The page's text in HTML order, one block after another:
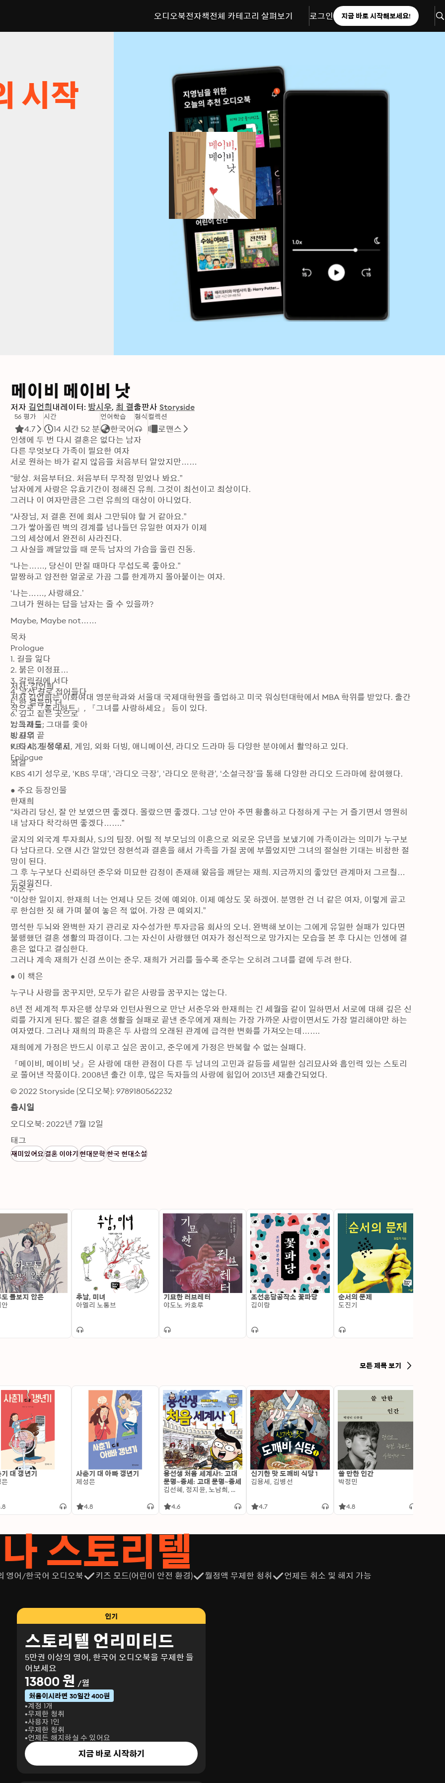
오디오북전자책전체 카테고리 살펴보기 로그인 지금 바로 시작해보세요!
시작
메이비 메이비 낫
저자 김언희 내레이터: 방시우 최 결출판사 Storyside
56 평가
4.7
시간
14 시간 52 분
언어학습
한국어
형식 컬렉션
로맨스
인생에 두 번 다시 결혼은 없다는 남자
다른 무엇보다 가족이 필요한 여자
서로 원하는 바가 같지 않음을 처음부터 알았지만……
“항상. 처음부터요. 처음부터 무작정 믿었나 봐요.”
남자에게 사랑은 유효기간이 정해진 유희. 그것이 최선이고 최상이다.
그러나 이 여자만큼은 그런 유희의 대상이 아니었다.
“사장님, 저 결혼 전에 회사 그만둬야 할 거 같아요.”
그가 쌓아올린 벽의 경계를 넘나들던 유일한 여자가 이제
그의 세상에서 완전히 사라진다.
그 사실을 깨달았을 때 문득 남자의 가슴을 울린 진동.
“나는……, 당신이 만질 때마다 무섭도록 좋아요.”
말짱하고 얌전한 얼굴로 가끔 그를 한계까지 몰아붙이는 여자.
‘나는……, 사랑해요.’
그녀가 원하는 답을 남자는 줄 수 있을까?
Maybe, Maybe not……
목차
Prologue
1. 길을 잃다
2. 붉은 이정표
3. 갈림길에 서다
4. 낯선 길로 접어들다
5. 한 걸음만 더
6. 깊고 짙은 곳으로
7. 그래도, 그대를 좇아
8. 길의 끝
9. 다시, 길목에서
Epilogue
저자: 김언희
저자 김언희는 이화여대 영문학과와 서울대 국제대학원을 졸업하고 미국 워싱턴대학에서 MBA 학위를 받았다. 출간
작으로 『론리하트』, 『그녀를 사랑하세요』 등이 있다.
낭독자들:
방시우
KBS 43기 성우로, 게임, 외화 더빙, 애니메이션, 라디오 드라마 등 다양한 분야에서 활약하고 있다.
최결
KBS 41기 성우로, ‘KBS 무대’, ‘라디오 극장’, ‘라디오 문학관’, ‘소설극장’을 통해 다양한 라디오 드라마에 참여했다.
● 주요 등장인물
한재희
“차라리 당신, 잘 안 보였으면 좋겠다. 몰랐으면 좋겠다. 그냥 안아 주면 황홀하고 다정하게 구는 거 즐기면서 영원히
내 남자다 착각하면 좋겠다…….”
굴지의 외국계 투자회사, SJ의 팀장. 어릴 적 부모님의 이혼으로 외로운 유년을 보냈기에 가족이라는 의미가 누구보
다 남다르다. 오랜 시간 알았던 장현석과 결혼을 해서 가족을 가질 꿈에 부풀었지만 그녀의 절실한 기대는 비참한 절
망이 된다.
그 후 누구보다 신뢰하던 준우와 미묘한 감정이 존재해 왔음을 깨닫는 재희. 지금까지의 좋았던 관계마저 그르칠까
두려워진다.
서준우
“이상한 일이지. 한재희 너는 언제나 모든 것에 예외야. 이제 예상도 못 하겠어. 분명한 건 너 같은 여자, 이렇게 골고
루 한심한 짓 해 가며 붙여 놓은 적 없어. 가장 큰 예외지.”
명석한 두뇌와 완벽한 자기 관리로 자수성가한 투자금융 회사의 오너. 완벽해 보이는 그에게 유일한 실패가 있다면
불행했던 결혼 생활의 파경이다. 그는 자신이 사랑했던 여자가 정신적으로 망가지는 모습을 본 후 다시는 인생에 결
혼은 없다고 결심한다.
그러나 계속 재희가 신경 쓰이는 준우. 재희가 거리를 둘수록 준우는 오히려 그녀를 곁에 두려 한다.
● 이 책은
누구나 사랑을 꿈꾸지만, 모두가 같은 사랑을 꿈꾸지는 않는다.
8년 전 세계적 투자은행 상무와 인턴사원으로 만난 서준우와 한재희는 긴 세월을 같이 일하면서 서로에 대해 깊은 신
뢰를 가지게 된다. 짧은 결혼 생활을 실패로 끝낸 준우에게 재희는 가장 가까운 사람이면서도 가장 멀리해야만 하는
여자였다. 그러나 재희의 파혼은 두 사람의 오래된 관계에 급격한 변화를 가져오는데…….
재희에게 가정은 반드시 이루고 싶은 꿈이고, 준우에게 가정은 반복할 수 없는 실패다.
『메이비, 메이비 낫』은 사랑에 대한 관점이 다른 두 남녀의 고민과 갈등을 세밀한 심리묘사와 흡인력 있는 스토리
로 풀어낸 작품이다. 2008년 출간 이후, 많은 독자들의 사랑에 힘입어 2013년 재출간되었다.
© 2022 Storyside (오디오북): 9789180562232
출시일
오디오북: 2022년 7월 12일
태그
재미있어요결혼 이야기현대문학한국 현대소설
도 돌보지 않은
추남, 미녀
아멜리 노통브
기묘한 러브레터
야도노 카호루
조선혼담공작소 꽃파당
김이랑
순서의 문제
도진기
모든 제목 보기
대 갱년기
사춘기 대 아빠 갱년기
제성은
4.8
용선생 처음 세계사1: 고대
문명~중세: 고대 문명~중세
김선혜, 정지윤, 노남희, 뭉선생, 윤효식, 이우일, 김선빈, 사회평론 역사연구소
4.6
신기한 맛 도깨비 식당 1
김용세, 김병선
4.7
쓸 만한 인간
박정민
4.8
스토리텔
영어/한국어 오디오북 키즈 모드(어린이 안전 환경) 월정액 무제한 청취 언제든 취소 및 해지 가능
인기
스토리텔 언리미티드
5만권 이상의 영어, 한국어 오디오북을 무제한 들
어보세요
13800 원 /월
처음이시라면 30일간 400원
계정 1개
무제한 청취
사용자 1인
무제한 청취
언제든 해지하실 수 있어요
지금 바로 시작하기